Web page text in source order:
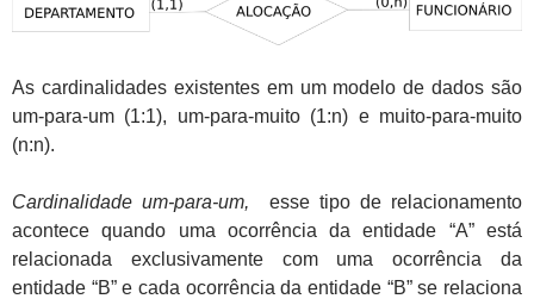
As cardinalidades existentes em um modelo de dados são
um-para-um (1:1), um-para-muito (1:n) e muito-para-muito
(n:n).
Cardinalidade um-para-um,
esse tipo de relacionamento
acontece quando uma ocorrência da entidade “A” está
relacionada exclusivamente com uma ocorrência da
entidade “B” e cada ocorrência da entidade “B” se relaciona